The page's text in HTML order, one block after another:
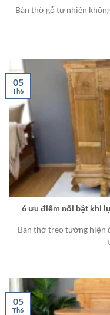
Bàn thờ gỗ tự nhiên
6 ưu điểm nổi bật khi
Bàn thờ treo tường hiện
05
Th6
05
Th6